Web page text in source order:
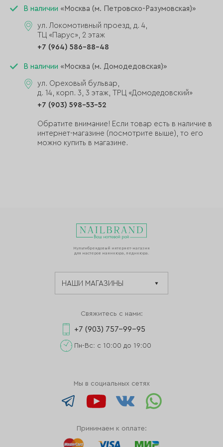
В наличии «Москва (м. Петровско-Разумовская)»
ул. Локомотивный проезд, д. 4,
ТЦ «Парус», 2 этаж
+7 (964) 586-88-48
В наличии «Москва (м. Домодедовская)»
ул. Ореховый бульвар,
д. 14, корп. 3, 3 этаж, ТРЦ «Домодедовский»
+7 (903) 598-53-52
Обратите внимание! Если товар есть в наличие в
интернет-магазине (посмотрите выше), то его
можно купить в магазине.
Мультибрендовый интернет-магазин
для мастеров маникюра, педикюра.
Свяжитесь с нами:
+7 (903) 757-99-95
Пн-Вс: с 10:00 до 19:00
Мы в социальных сетях
Принимаем к оплате: